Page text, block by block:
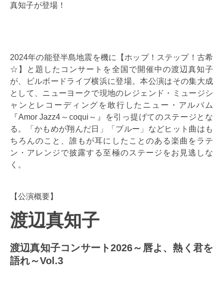
真知子が登場！
2024年の能登半島地震を機に【ホップ！ステップ！古希
☆】と題したコンサートを全国で開催中の渡辺真知子
が、ビルボードライブ横浜に登場。本公演はその集大成
として、ニューヨークで現地のレジェンド・ミュージシ
ャンとレコーディングを敢行したニュー・アルバム
『Amor Jazz4～coqui～』を引っ提げてのステージとな
る。「かもめが翔んだ日」「ブルー」などヒット曲はも
ちろんのこと、誰もが耳にしたことのある楽曲をラテ
ン・アレンジで披露する至極のステージをお見逃しな
く。
【公演概要】
渡辺真知子
渡辺真知子コンサート2026～唇よ、熱く君を
語れ～Vol.3